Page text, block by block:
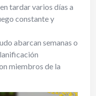
tardar varios días a
constante y
abarcan semanas o
miembros de la